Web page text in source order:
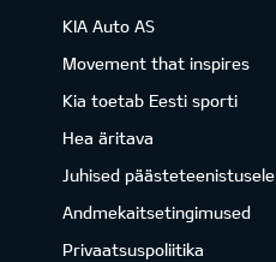
KIA Auto AS
Movement that inspires
Kia toetab Eesti sporti
Hea äritava
Juhised päästeteenistusele
Andmekaitsetingimused
Privaatsuspoliitika